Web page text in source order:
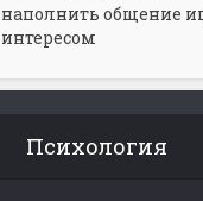
наполнить общение
интересом
Психология